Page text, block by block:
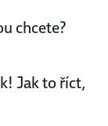
chcete?
Jak to říct,